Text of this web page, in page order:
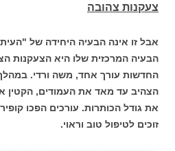
צעקנות צהובה
אבל זו אינה הבעיה היחידה של
הבעיה המרכזית שלו היא הצעקנות
החדשות עורך אחד, משה ורדי. במהלך
הצהיב עד מאד את העמודים, הקטין
את גודל הכותרות. עורכים הפכו
זוכים לטיפול טוב וראוי.